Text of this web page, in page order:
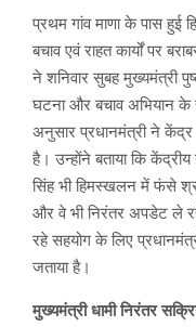
प्रथम गांव माणा के पास
बचाव एवं राहत कार्यों पर
ने शनिवार सुबह मुख्यमंत्री
घटना और बचाव अभियान के
अनुसार प्रधानमंत्री ने
है। उन्होंने बताया कि
सिंह भी हिमस्खलन में फंसे
और वे भी निरंतर अपडेट ले
रहे सहयोग के लिए
जताया है।
मुख्यमंत्री धामी निरंतर